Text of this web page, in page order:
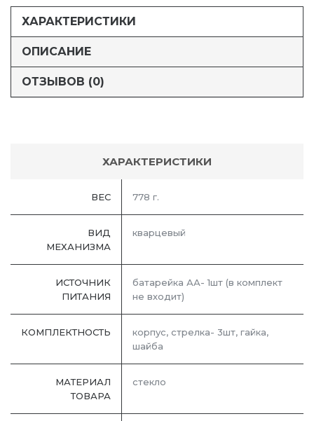
ХАРАКТЕРИСТИКИ
ОПИСАНИЕ
ОТЗЫВОВ (0)
ХАРАКТЕРИСТИКИ
ВЕС 778 г.
ВИД
МЕХАНИЗМА
кварцевый
ИСТОЧНИК
ПИТАНИЯ
батарейка АА- 1шт (в комплект
не входит)
КОМПЛЕКТНОСТЬ
корпус, стрелка- 3шт, гайка,
шайба
МАТЕРИАЛ
ТОВАРА
стекло